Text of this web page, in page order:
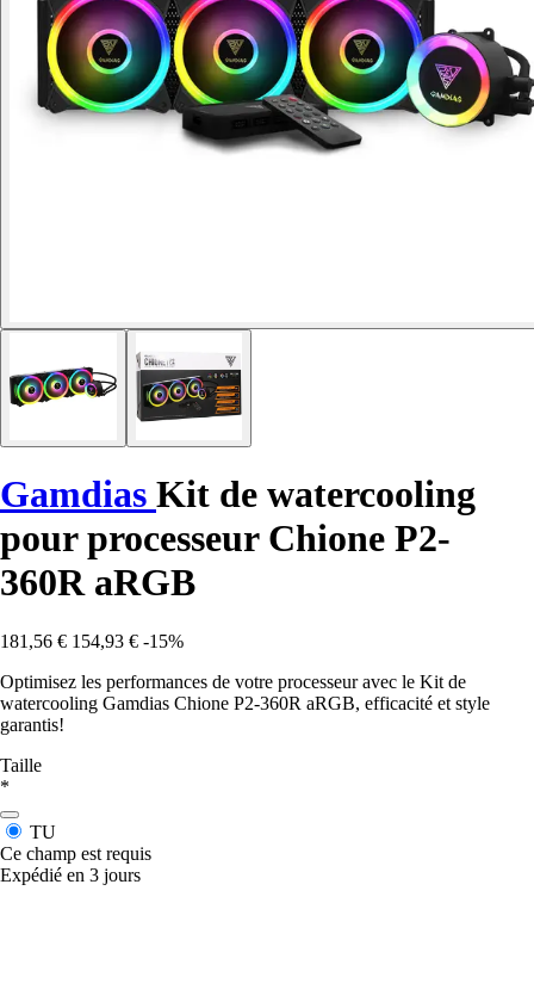
Gamdias Kit de watercooling
pour processeur Chione P2-
360R aRGB
181,56 € 154,93 € -15%
Optimisez les performances de votre processeur avec le Kit de
watercooling Gamdias Chione P2-360R aRGB, efficacité et style
garantis!
Taille
*
TU
Ce champ est requis
Expédié en 3 jours